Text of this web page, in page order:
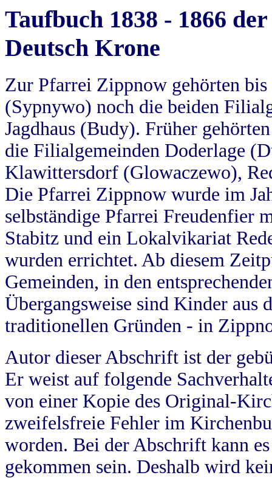
Taufbuch 1838 - 1866
Deutsch Krone
Zur Pfarrei Zippnow gehörten
(Sypnywo) noch die beiden
Jagdhaus (Budy). Früher
die Filialgemeinden Doderlage
Klawittersdorf (Glowaczewo),
Die Pfarrei Zippnow wurde im
selbständige Pfarrei Freudenfier
Stabitz und ein Lokalvikariat
wurden errichtet. Ab diesem
Gemeinden, in den
Übergangsweise sind Kinder aus
traditionellen Gründen - in
Autor dieser Abschrift ist der
Er weist auf folgende
von einer Kopie des Original-
zweifelsfreie Fehler im
worden. Bei der Abschrift kann
gekommen sein. Deshalb wird